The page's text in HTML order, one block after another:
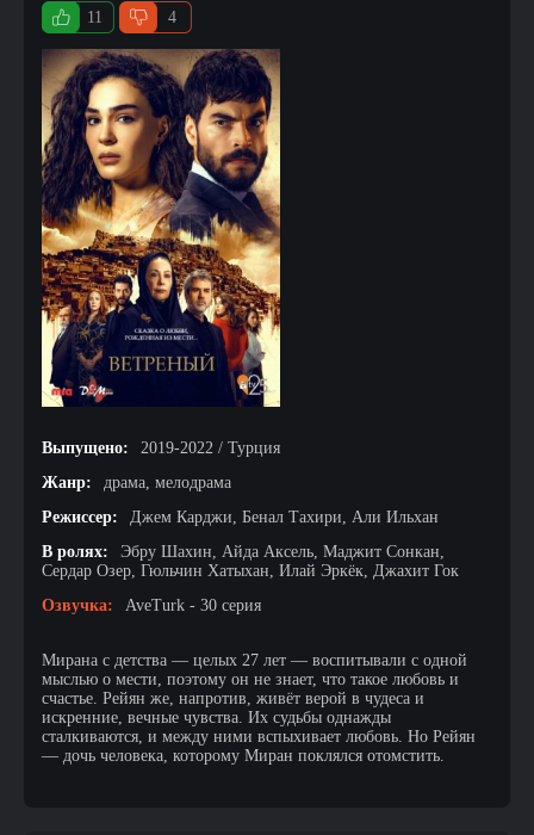
11 4
Выпущено:
2019-2022 / Турция
Жанр:
драма, мелодрама
Режиссер:
Джем Карджи, Бенал Тахири, Али Ильхан
В ролях:
Эбру Шахин, Айда Аксель, Маджит Сонкан,
Сердар Озер, Гюльчин Хатыхан, Илай Эркёк, Джахит Гок
Озвучка:
AveTurk - 30 серия
Мирана с детства — целых 27 лет — воспитывали с одной
мыслью о мести, поэтому он не знает, что такое любовь и
счастье. Рейян же, напротив, живёт верой в чудеса и
искренние, вечные чувства. Их судьбы однажды
сталкиваются, и между ними вспыхивает любовь. Но Рейян
— дочь человека, которому Миран поклялся отомстить.